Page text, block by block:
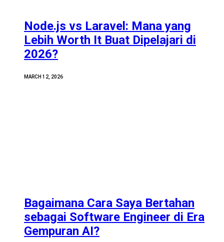
Node.js vs Laravel: Mana yang
Lebih Worth It Buat Dipelajari di
2026?
MARCH 12, 2026
Bagaimana Cara Saya Bertahan
sebagai Software Engineer di Era
Gempuran AI?